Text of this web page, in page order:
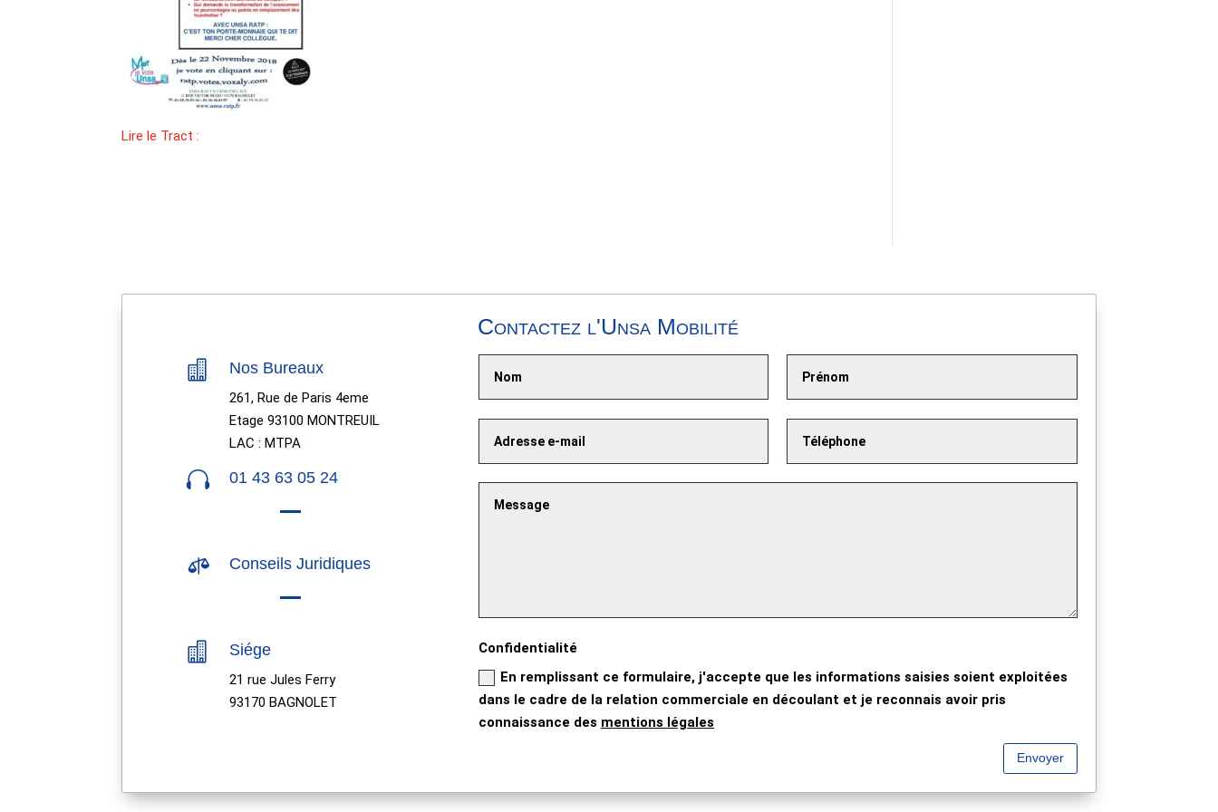
Lire le Tract :
 Nos Bureaux
261, Rue de Paris 4eme
Etage 93100 MONTREUIL
LAC : MTPA
 01 43 63 05 24
 Conseils Juridiques
 Siége
21 rue Jules Ferry
93170 BAGNOLET
Contactez l'Unsa Mobilité
Confidentialité
En remplissant ce formulaire, j'accepte que les informations saisies soient exploitées
dans le cadre de la relation commerciale en découlant et je reconnais avoir pris
connaissance des mentions légales
Envoyer